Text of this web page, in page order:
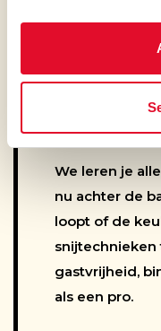
KLAAR
1.GEEN
We leren je
nu achter de
loopt of de
snijtechnieken
gastvrijheid,
als een pro.